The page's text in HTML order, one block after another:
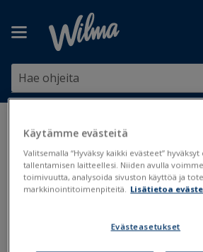
Olet tässä: Opiskeluun liittyvät asiat
Poissaolon
Käytämme evästeitä
Valitsemalla “Hyväksy kaikki evästeet”
tallentamisen laitteellesi. Niiden avulla
toimivuutta, analysoida sivuston käyttöä ja
markkinointitoimenpiteitä. Lisätietoa
Evästeasetukset